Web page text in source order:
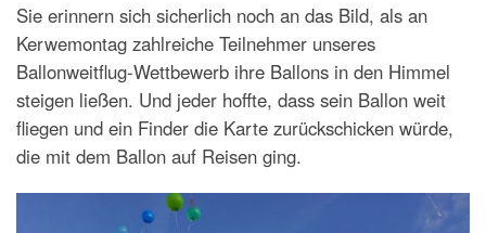
Sie erinnern sich sicherlich noch an das Bild, als an
Kerwemontag zahlreiche Teilnehmer unseres
Ballonweitflug-Wettbewerb ihre Ballons in den Himmel
steigen ließen. Und jeder hoffte, dass sein Ballon weit
fliegen und ein Finder die Karte zurückschicken würde,
die mit dem Ballon auf Reisen ging.